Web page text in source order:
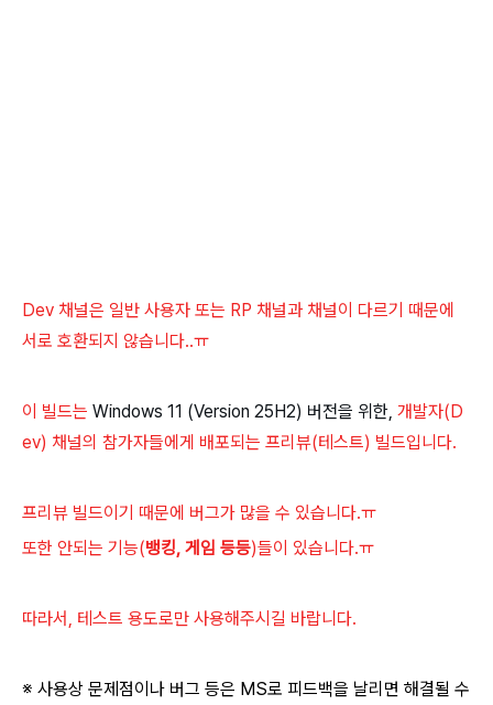
Dev 채널은 일반 사용자 또는 RP 채널과 채널이 다르기 때문에
서로 호환되지 않습니다..ㅠ
이 빌드는 Windows 11 (Version 25H2) 버전을 위한, 개발자(D
ev) 채널의 참가자들에게 배포되는 프리뷰(테스트) 빌드입니다.
프리뷰 빌드이기 때문에 버그가 많을 수 있습니다.ㅠ
또한 안되는 기능(뱅킹, 게임 등등)들이 있습니다.ㅠ
따라서, 테스트 용도로만 사용해주시길 바랍니다.
※ 사용상 문제점이나 버그 등은 MS로 피드백을 날리면 해결될 수